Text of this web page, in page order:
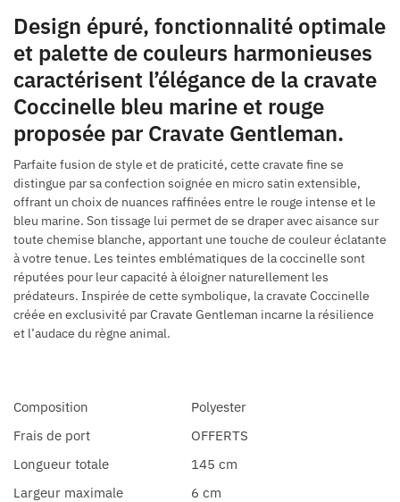
Design épuré, fonctionnalité optimale
et palette de couleurs harmonieuses
caractérisent l’élégance de la cravate
Coccinelle bleu marine et rouge
proposée par Cravate Gentleman.
Parfaite fusion de style et de praticité, cette cravate fine se
distingue par sa confection soignée en micro satin extensible,
offrant un choix de nuances raffinées entre le rouge intense et le
bleu marine. Son tissage lui permet de se draper avec aisance sur
toute chemise blanche, apportant une touche de couleur éclatante
à votre tenue. Les teintes emblématiques de la coccinelle sont
réputées pour leur capacité à éloigner naturellement les
prédateurs. Inspirée de cette symbolique, la cravate Coccinelle
créée en exclusivité par Cravate Gentleman incarne la résilience
et l’audace du règne animal.
Composition
Polyester
Frais de port
OFFERTS
Longueur totale
145 cm
Largeur maximale
6 cm